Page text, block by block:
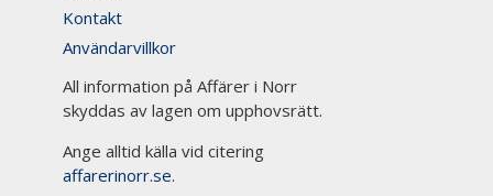
Kontakt
Användarvillkor
All information på Affärer i Norr
skyddas av lagen om upphovsrätt.
Ange alltid källa vid citering
affarerinorr.se.